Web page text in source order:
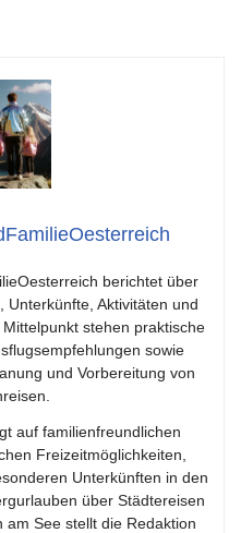
berichtet über
Unterkünfte, Aktivitäten und
stehen praktische
sowie
und Vorbereitung von
auf familienfreundlichen
Freizeitmöglichkeiten,
Unterkünften in den
über Städtereisen
See stellt die Redaktion